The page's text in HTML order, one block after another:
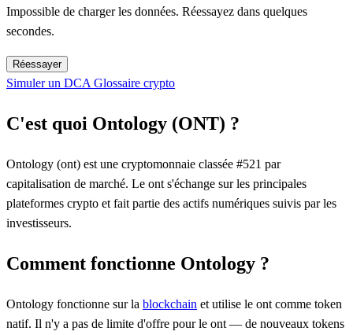
Impossible de charger les données. Réessayez dans quelques
secondes.
Réessayer
Simuler un DCA Glossaire crypto
C'est quoi Ontology (ONT) ?
Ontology (ont) est une cryptomonnaie classée #521 par
capitalisation de marché. Le ont s'échange sur les principales
plateformes crypto et fait partie des actifs numériques suivis par les
investisseurs.
Comment fonctionne Ontology ?
Ontology fonctionne sur la blockchain et utilise le ont comme token
natif. Il n'y a pas de limite d'offre pour le ont — de nouveaux tokens